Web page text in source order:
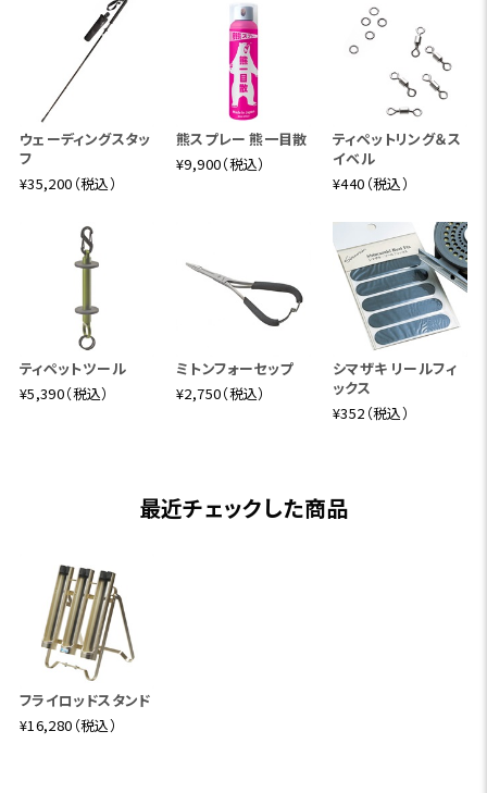
ウェーディングスタッ
フ
¥35,200（税込）
熊スプレー 熊一目散
¥9,900（税込）
ティペットリング＆ス
イベル
¥440（税込）
ティペットツール
¥5,390（税込）
ミトンフォーセップ
¥2,750（税込）
シマザキ リールフィ
ックス
¥352（税込）
最近チェックした商品
フライロッドスタンド
¥16,280（税込）